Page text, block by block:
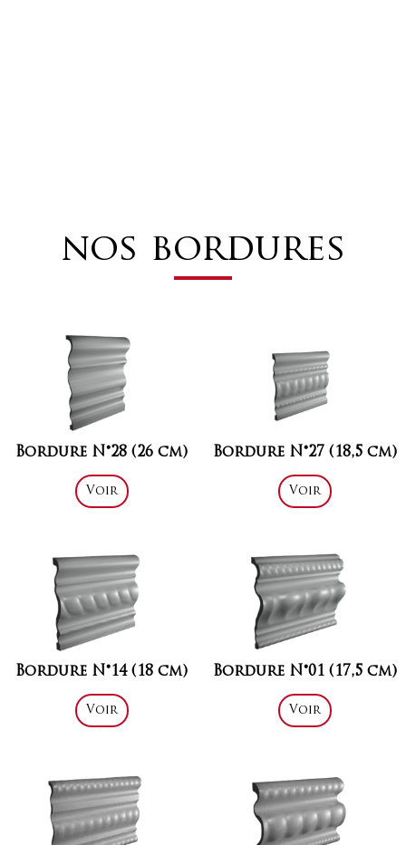
nos bordures
Bordure N°28 (26 cm)
Voir
Bordure N°27 (18,5 cm)
Voir
Bordure N°14 (18 cm)
Voir
Bordure N°01 (17,5 cm)
Voir